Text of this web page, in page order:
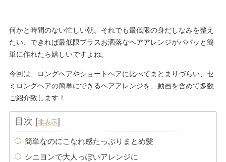
何かと時間のない忙しい朝。それでも最低限の身だしなみを整え
たい、できれば最低限プラスお洒落なヘアアレンジがパパッと簡
単に作れたら嬉しいですよね。
今回は、ロングヘアやショートヘアに比べてまとまりづらい、セ
ミロングヘアの簡単にできるヘアアレンジを、動画を含めて多数
ご紹介致します！
目次 [非表示]
簡単なのにこなれ感たっぷりまとめ髪
シニヨンで大人っぽいアレンジに